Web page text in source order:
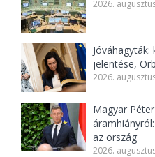
2026.
jelentése,
2026.
Magyar
az ország
2026.